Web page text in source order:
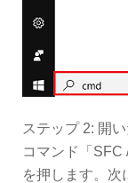
ステップ 2: 開
コマンド「SFC
を押します。次